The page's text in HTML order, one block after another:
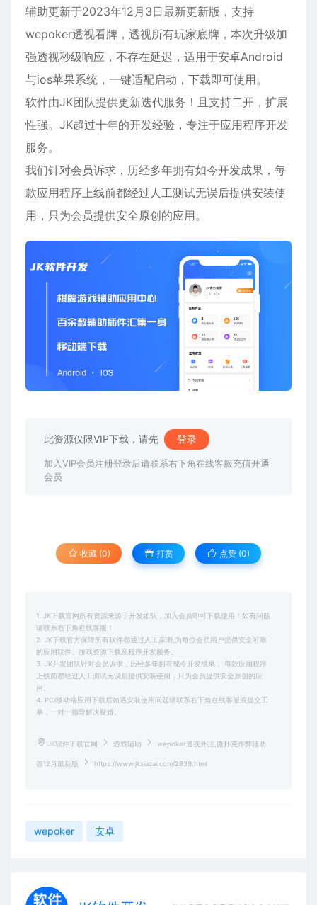
辅助更新于2023年12月3日最新更新版，支持
wepoker透视看牌，透视所有玩家底牌，本次升级加
强透视秒级响应，不存在延迟，适用于安卓Android
与ios苹果系统，一键适配启动，下载即可使用。
软件由JK团队提供更新迭代服务！且支持二开，扩展
性强。JK超过十年的开发经验，专注于应用程序开发
服务。
我们针对会员诉求，历经多年拥有如今开发成果，每
款应用程序上线前都经过人工测试无误后提供安装使
用，只为会员提供安全原创的应用。
此资源仅限VIP下载，请先 登录
加入VIP会员注册登录后请联系右下角在线客服充值开通
会员
收藏 (0) 打赏 点赞 (0)
1. JK下载官网所有资源来源于开发团队，加入会员即可下载使用！如有问题
请联系右下角在线客服！
2. JK下载官方保障所有软件都通过人工亲测,为每位会员用户提供安全可靠
的应用软件、游戏资源下载及程序开发服务。
3. JK开发团队针对会员诉求，历经多年拥有现今开发成果， 每款应用程序
上线前都经过人工测试无误后提供安装使用，只为会员提供安全原创的应
用。
4. PC/移动端应用下载后如遇安装使用问题请联系右下角在线客服或提交工
单，一对一指导解决疑难。
JK软件下载官网 游戏辅助 wepoker透视外挂,微扑克作弊辅助
器12月最新版 https://www.jkxiazai.com/2939.html
wepoker 安卓